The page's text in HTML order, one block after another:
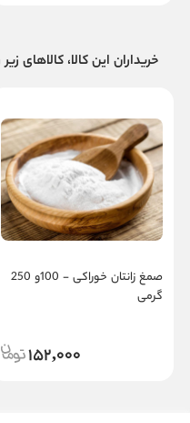
خریداران این کالا، کالاهای
صمغ زانتان خوراکی - 100و 250
گرمی
152,000